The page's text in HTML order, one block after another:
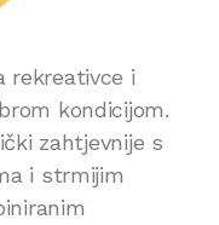
rekreativce i
kondicijom.
zahtjevnije s
i strmijim